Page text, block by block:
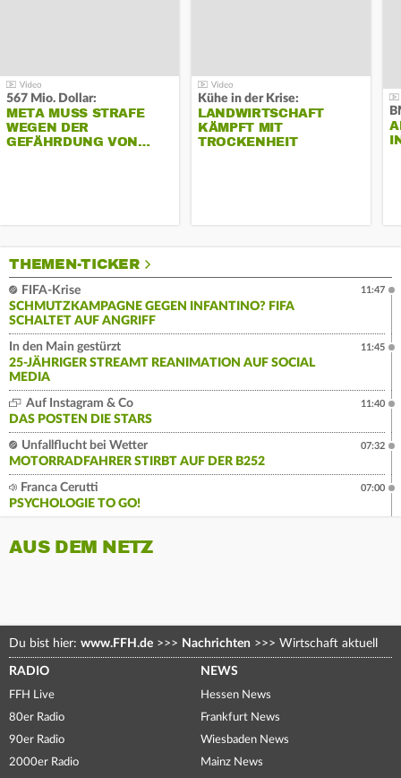
567 Mio. Dollar:
META MUSS STRAFE
WEGEN DER
GEFÄHRDUNG VON…
Kühe in der Krise:
LANDWIRTSCHAFT
KÄMPFT MIT
TROCKENHEIT
THEMEN-TICKER
FIFA-Krise
SCHMUTZKAMPAGNE GEGEN INFANTINO? FIFA
SCHALTET AUF ANGRIFF
11:47
In den Main gestürzt
25-JÄHRIGER STREAMT REANIMATION AUF SOCIAL
MEDIA
11:45
Auf Instagram & Co
DAS POSTEN DIE STARS
11:40
Unfallflucht bei Wetter
MOTORRADFAHRER STIRBT AUF DER B252
07:32
Franca Cerutti
PSYCHOLOGIE TO GO!
07:00
AUS DEM NETZ
Du bist hier: www.FFH.de >>> Nachrichten >>> Wirtschaft aktuell
RADIO
FFH Live
80er Radio
90er Radio
2000er Radio
NEWS
Hessen News
Frankfurt News
Wiesbaden News
Mainz News